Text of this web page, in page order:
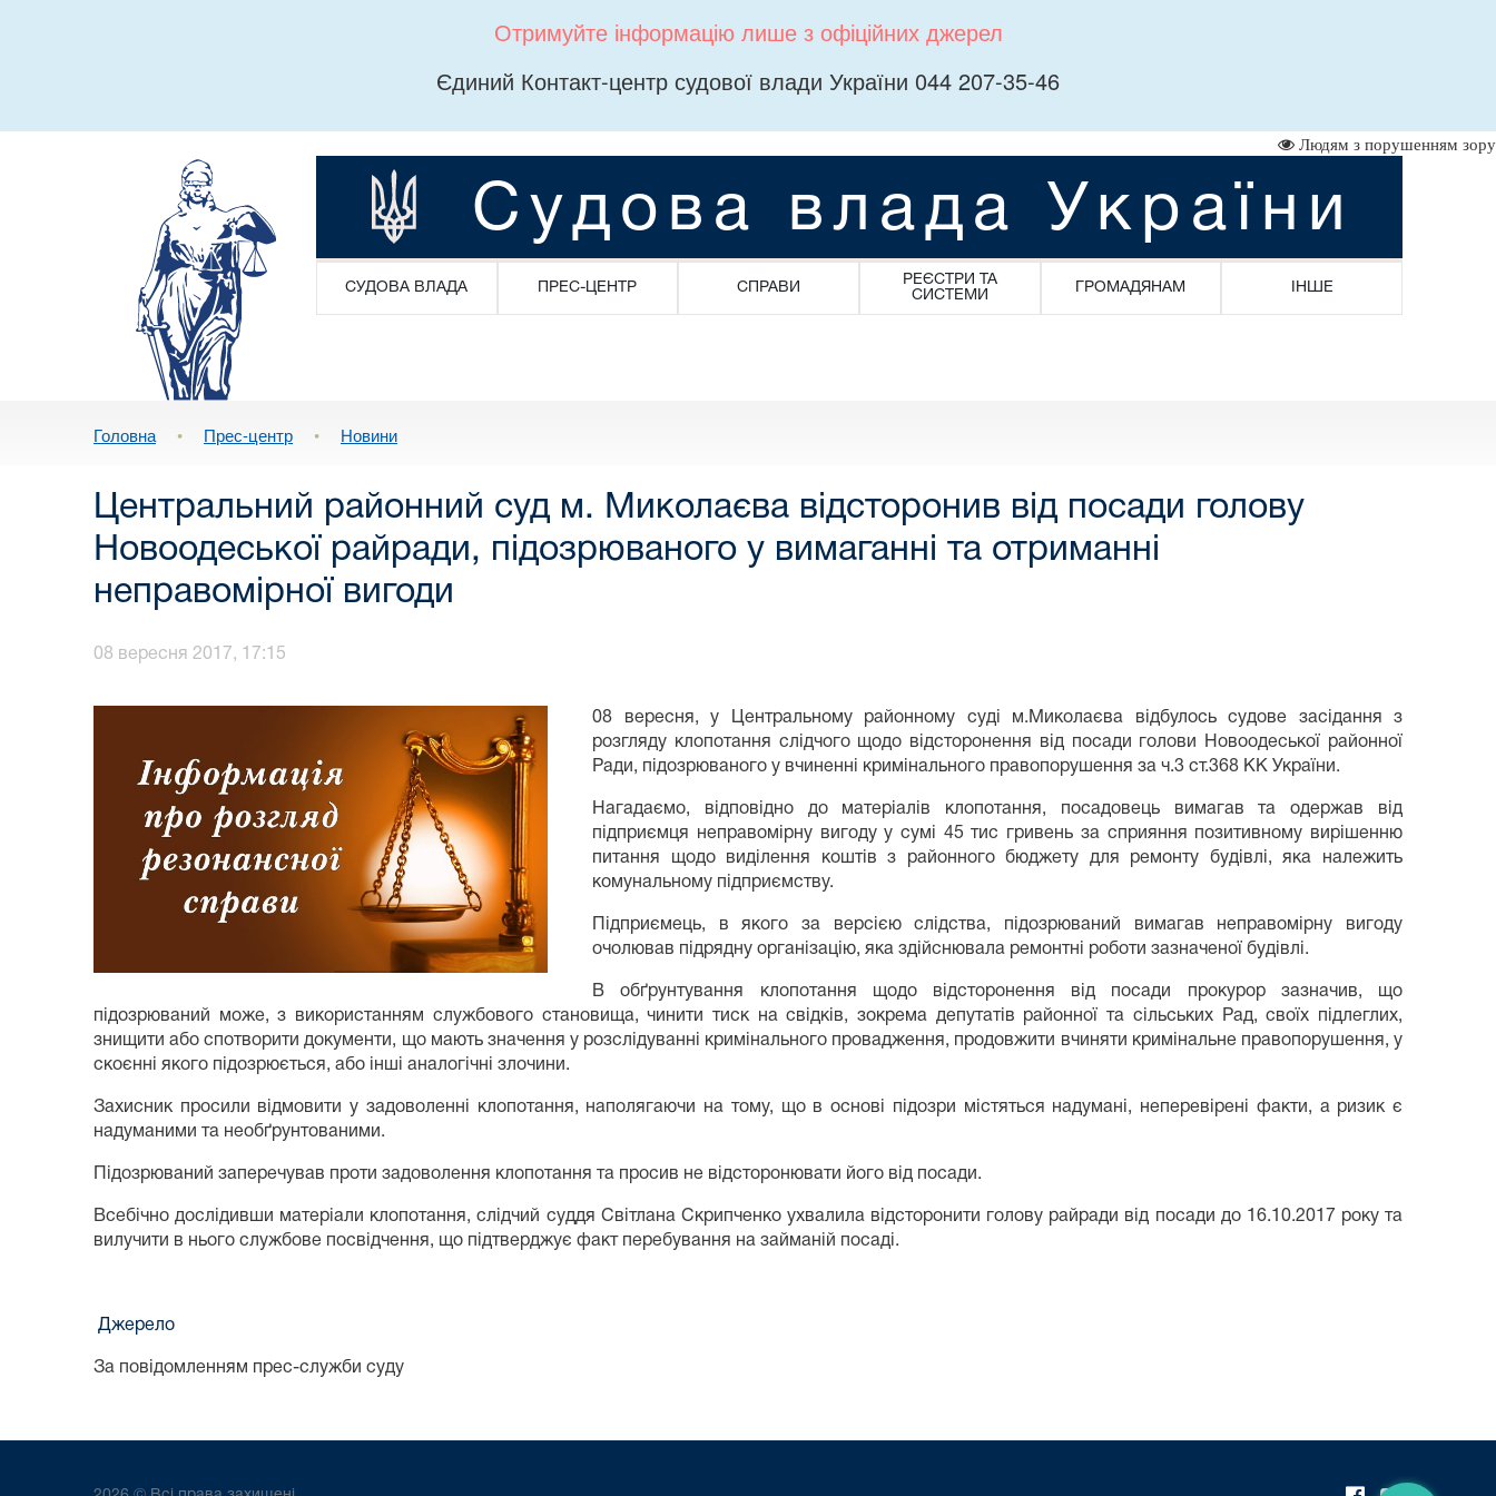
Отримуйте інформацію лише з офіційних джерел
Єдиний Контакт-центр судової влади України 044 207-35-46
Людям з порушенням зору
Судова влада України
СУДОВА ВЛАДА ПРЕС-ЦЕНТР СПРАВИ
РЕЄСТРИ ТА
СИСТЕМИ
ГРОМАДЯНАМ ІНШЕ
Головна • Прес-центр • Новини
Центральний районний суд м. Миколаєва відсторонив від посади голову
Новоодеської райради, підозрюваного у вимаганні та отриманні
неправомірної вигоди
08 вересня 2017, 17:15
08 вересня, у Центральному районному суді м.Миколаєва відбулось судове засідання з
розгляду клопотання слідчого щодо відсторонення від посади голови Новоодеської районної
Ради, підозрюваного у вчиненні кримінального правопорушення за ч.3 ст.368 КК України.
Нагадаємо, відповідно до матеріалів клопотання, посадовець вимагав та одержав від
підприємця неправомірну вигоду у сумі 45 тис гривень за сприяння позитивному вирішенню
питання щодо виділення коштів з районного бюджету для ремонту будівлі, яка належить
комунальному підприємству.
Підприємець, в якого за версією слідства, підозрюваний вимагав неправомірну вигоду
очолював підрядну організацію, яка здійснювала ремонтні роботи зазначеної будівлі.
В обґрунтування клопотання щодо відсторонення від посади прокурор зазначив, що
підозрюваний може, з використанням службового становища, чинити тиск на свідків, зокрема депутатів районної та сільських Рад, своїх підлеглих,
знищити або спотворити документи, що мають значення у розслідуванні кримінального провадження, продовжити вчиняти кримінальне правопорушення, у
скоєнні якого підозрюється, або інші аналогічні злочини.
Захисник просили відмовити у задоволенні клопотання, наполягаючи на тому, що в основі підозри містяться надумані, неперевірені факти, а ризик є
надуманими та необґрунтованими.
Підозрюваний заперечував проти задоволення клопотання та просив не відсторонювати його від посади.
Всебічно дослідивши матеріали клопотання, слідчий суддя Світлана Скрипченко ухвалила відсторонити голову райради від посади до 16.10.2017 року та
вилучити в нього службове посвідчення, що підтверджує факт перебування на займаній посаді.
Джерело
За повідомленням прес-служби суду